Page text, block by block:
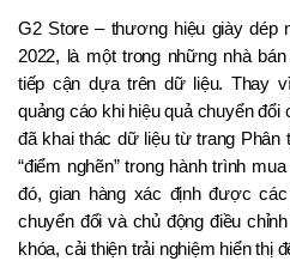
G2 Store – thương hiệu giày dép
2022, là một trong những nhà
tiếp cận dựa trên dữ liệu. Thay
quảng cáo khi hiệu quả chuyển
đã khai thác dữ liệu từ trang Phân
“điểm nghẽn” trong hành trình
đó, gian hàng xác định được
chuyển đổi và chủ động điều
khóa, cải thiện trải nghiệm hiển thị